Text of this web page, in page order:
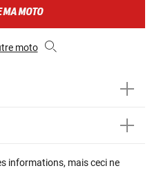
MA MOTO
moto
informations, mais ceci ne